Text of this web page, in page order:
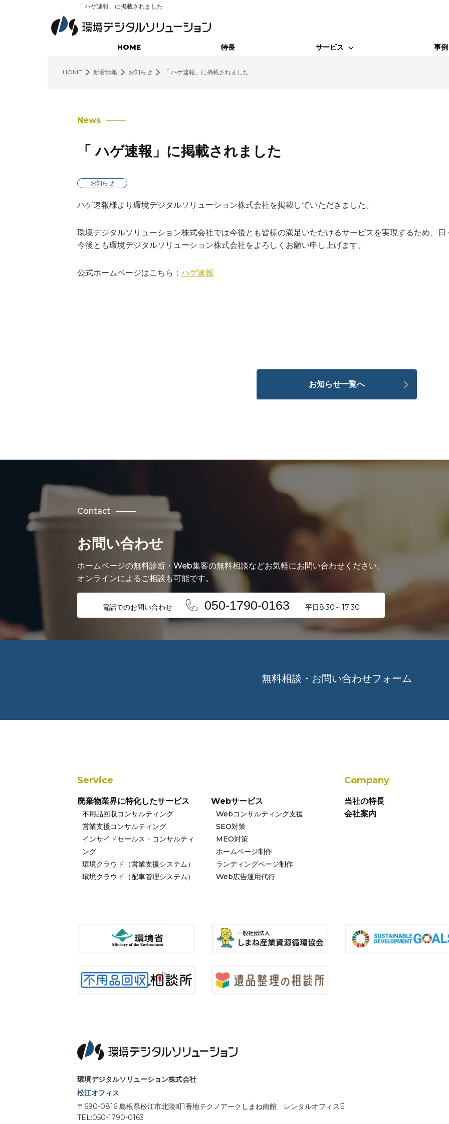
「 ハゲ速報」に掲載されました
HOME 特長 サービス
インサイドセールス・コンサルティング
環境クラウド（営業支援システム）
環境クラウド（配車管理システム）
事例
HOME 新着情報 お知らせ 「 ハゲ速報」に掲載されました
News
「 ハゲ速報」に掲載されました
お知らせ
ハゲ速報様より環境デジタルソリューション株式会社を掲載していただきました。
環境デジタルソリューション株式会社では今後とも皆様の満足いただけるサービスを実現するため、日
今後とも環境デジタルソリューション株式会社をよろしくお願い申し上げます。
公式ホームページはこちら：ハゲ速報
お知らせ一覧へ
Contact
お問い合わせ
ホームページの無料診断・Web集客の無料相談などお気軽にお問い合わせください。
オンラインによるご相談も可能です。
電話でのお問い合わせ 050-1790-0163 平日8:30～17:30
無料相談・お問い合わせフォーム
Service
廃棄物業界に特化したサービス
不用品回収コンサルティング
営業支援コンサルティング
インサイドセールス・コンサルティ
ング
環境クラウド（営業支援システム）
環境クラウド（配車管理システム）
Webサービス
Webコンサルティング支援
SEO対策
MEO対策
ホームページ制作
ランディングページ制作
Web広告運用代行
Company
当社の特長
会社案内
環境デジタルソリューション株式会社
松江オフィス
〒690-0816 島根県松江市北陵町1番地テクノアークしまね南館 レンタルオフィスE
TEL:050-1790-0163